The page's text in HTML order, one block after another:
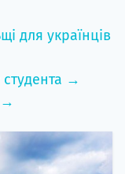
для українців
→
→